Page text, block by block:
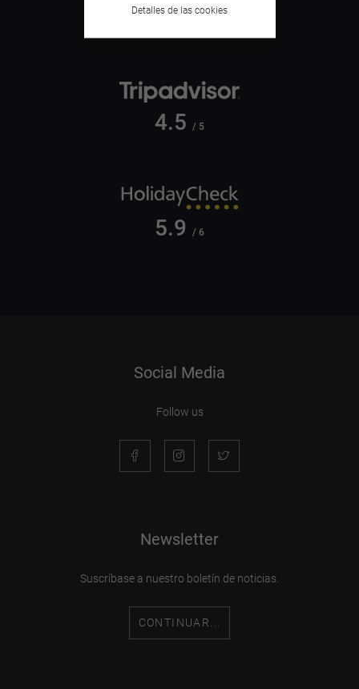
9.4
4.5 / 5
5.9 / 6
Social Media
Follow us
Newsletter
Suscríbase a nuestro boletín de noticias.
CONTINUAR...
Detalles de las cookies